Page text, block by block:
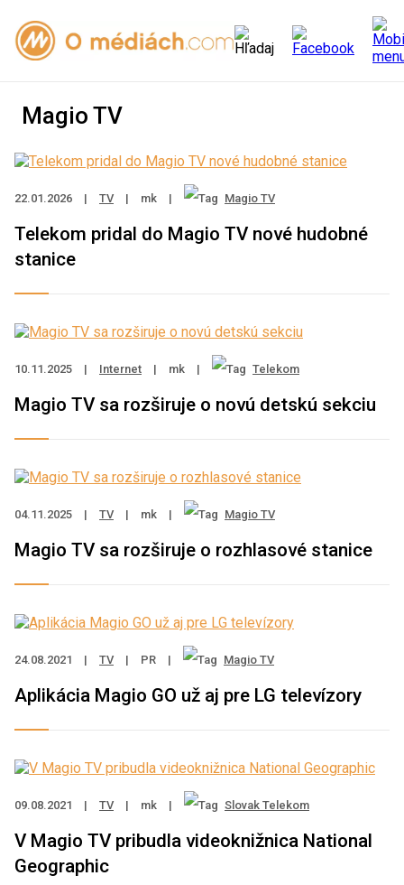
Magio TV
22.01.2026 | TV | mk | Magio TV
Telekom pridal do Magio TV nové hudobné
stanice
10.11.2025 | Internet | mk | Telekom
Magio TV sa rozširuje o novú detskú sekciu
04.11.2025 | TV | mk | Magio TV
Magio TV sa rozširuje o rozhlasové stanice
24.08.2021 | TV | PR | Magio TV
Aplikácia Magio GO už aj pre LG televízory
09.08.2021 | TV | mk | Slovak Telekom
V Magio TV pribudla videoknižnica National
Geographic